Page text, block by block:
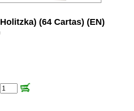
(64 Cartas) (EN)